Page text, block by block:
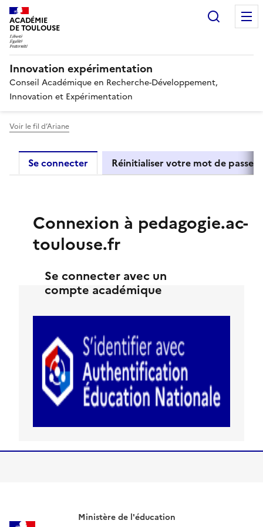
ACADÉMIE
DE TOULOUSE
Innovation expérimentation
Conseil Académique en Recherche-Développement,
Innovation et Expérimentation
Voir le fil d’Ariane
Primary tabs
Se connecter Réinitialiser votre mot de passe
Connexion à pedagogie.ac-
toulouse.fr
Se connecter avec un
compte académique
Ministère de l'éducation